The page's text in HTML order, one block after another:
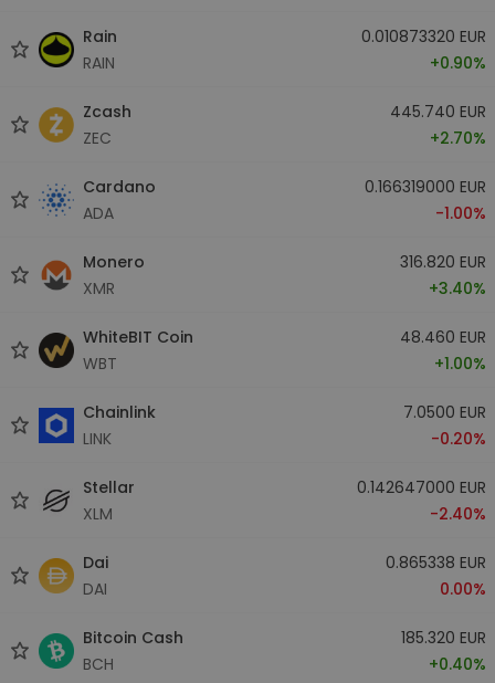
Rain
RAIN
0.010873320 EUR
+0.90%
Zcash
ZEC
445.740 EUR
+2.70%
Cardano
ADA
0.166319000 EUR
-1.00%
Monero
XMR
316.820 EUR
+3.40%
WhiteBIT Coin
WBT
48.460 EUR
+1.00%
Chainlink
LINK
7.0500 EUR
-0.20%
Stellar
XLM
0.142647000 EUR
-2.40%
Dai
DAI
0.865338 EUR
0.00%
Bitcoin Cash
BCH
185.320 EUR
+0.40%